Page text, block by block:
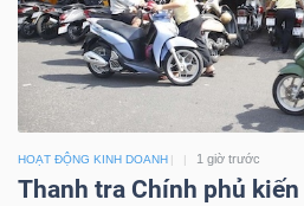
HOẠT ĐỘNG KINH DOANH 1 giờ trước
Thanh tra Chính phủ